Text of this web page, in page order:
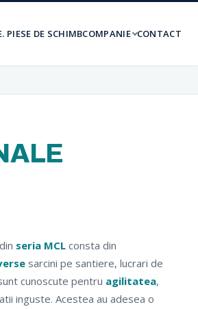
PIESE DE SCHIMBCOMPANIE CONTACT
seria MCL consta din
sarcini pe santiere, lucrari de
cunoscute pentru agilitatea,
inguste. Acestea au adesea o